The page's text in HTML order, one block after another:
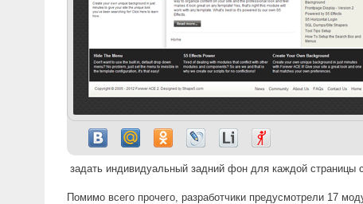
задать индивидуальный задний фон для каждой страницы
Помимо всего прочего, разработчики предусмотрели 17